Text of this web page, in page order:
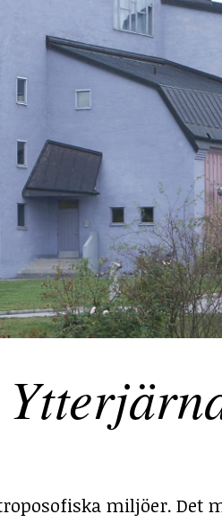
miljöer. Det